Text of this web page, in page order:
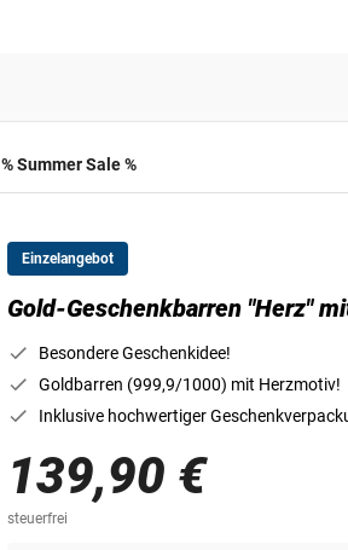
% Summer Sale %
Gold-
Einzelangebot
Gold-Geschenkbarren "Herz"
Besondere Geschenkidee!
Goldbarren (999,9/1000) mit Herzmotiv!
Inklusive hochwertiger
139,90 €
steuerfrei